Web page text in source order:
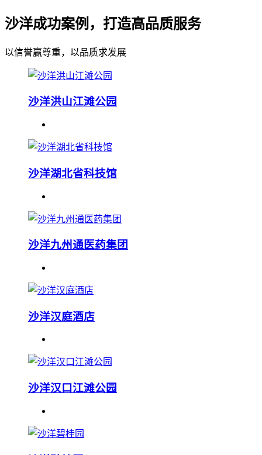
沙洋成功案例，打造高品质服务
以信誉赢尊重，以品质求发展
沙洋洪山江滩公园
沙洋湖北省科技馆
沙洋九州通医药集团
沙洋汉庭酒店
沙洋汉口江滩公园